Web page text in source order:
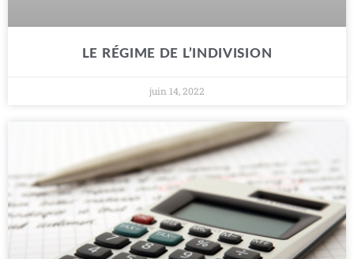
LE RÉGIME DE L’INDIVISION
juin 14, 2022